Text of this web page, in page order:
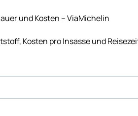
und Kosten – ViaMichelin
Kosten pro Insasse und